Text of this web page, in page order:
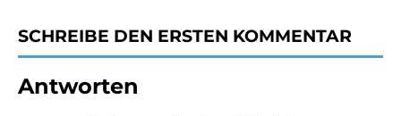
SCHREIBE DEN ERSTEN KOMMENTAR
Antworten